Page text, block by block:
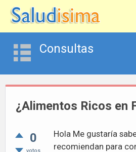
Consultas
¿Alimentos Ricos en
0
Hola Me gustaría
recomiendan para